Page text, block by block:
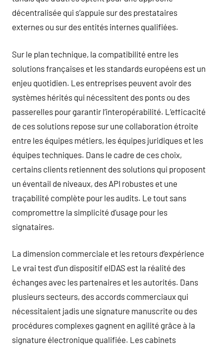
décentralisée qui s’appuie sur des prestataires
externes ou sur des entités internes qualifiées.
Sur le plan technique, la compatibilité entre les
solutions françaises et les standards européens est un
enjeu quotidien. Les entreprises peuvent avoir des
systèmes hérités qui nécessitent des ponts ou des
passerelles pour garantir l’interopérabilité. L’efficacité
de ces solutions repose sur une collaboration étroite
entre les équipes métiers, les équipes juridiques et les
équipes techniques. Dans le cadre de ces choix,
certains clients retiennent des solutions qui proposent
un éventail de niveaux, des API robustes et une
traçabilité complète pour les audits. Le tout sans
compromettre la simplicité d’usage pour les
signataires.
La dimension commerciale et les retours d’expérience
Le vrai test d’un dispositif eIDAS est la réalité des
échanges avec les partenaires et les autorités. Dans
plusieurs secteurs, des accords commerciaux qui
nécessitaient jadis une signature manuscrite ou des
procédures complexes gagnent en agilité grâce à la
signature électronique qualifiée. Les cabinets